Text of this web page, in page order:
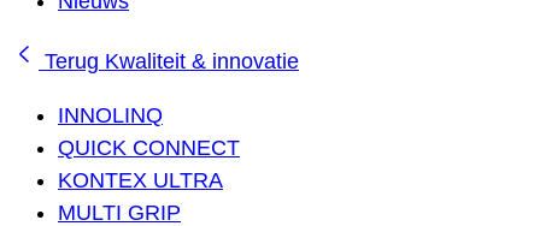
Terug Kwaliteit & innovatie
INNOLINQ
QUICK CONNECT
KONTEX ULTRA
MULTI GRIP